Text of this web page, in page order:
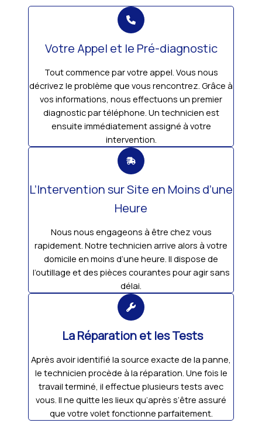
Votre Appel et le Pré-diagnostic
Tout commence par votre appel. Vous nous
décrivez le problème que vous rencontrez. Grâce à
vos informations, nous effectuons un premier
diagnostic par téléphone. Un technicien est
ensuite immédiatement assigné à votre
intervention.
L’Intervention sur Site en Moins d’une
Heure
Nous nous engageons à être chez vous
rapidement. Notre technicien arrive alors à votre
domicile en moins d’une heure. Il dispose de
l’outillage et des pièces courantes pour agir sans
délai.
La Réparation et les Tests
Après avoir identifié la source exacte de la panne,
le technicien procède à la réparation. Une fois le
travail terminé, il effectue plusieurs tests avec
vous. Il ne quitte les lieux qu’après s’être assuré
que votre volet fonctionne parfaitement.